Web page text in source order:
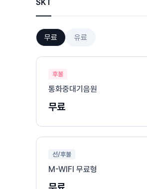
SKT
무료 유료
후불
통화중대기음원
무료
선/후불
M-WIFI 무료형